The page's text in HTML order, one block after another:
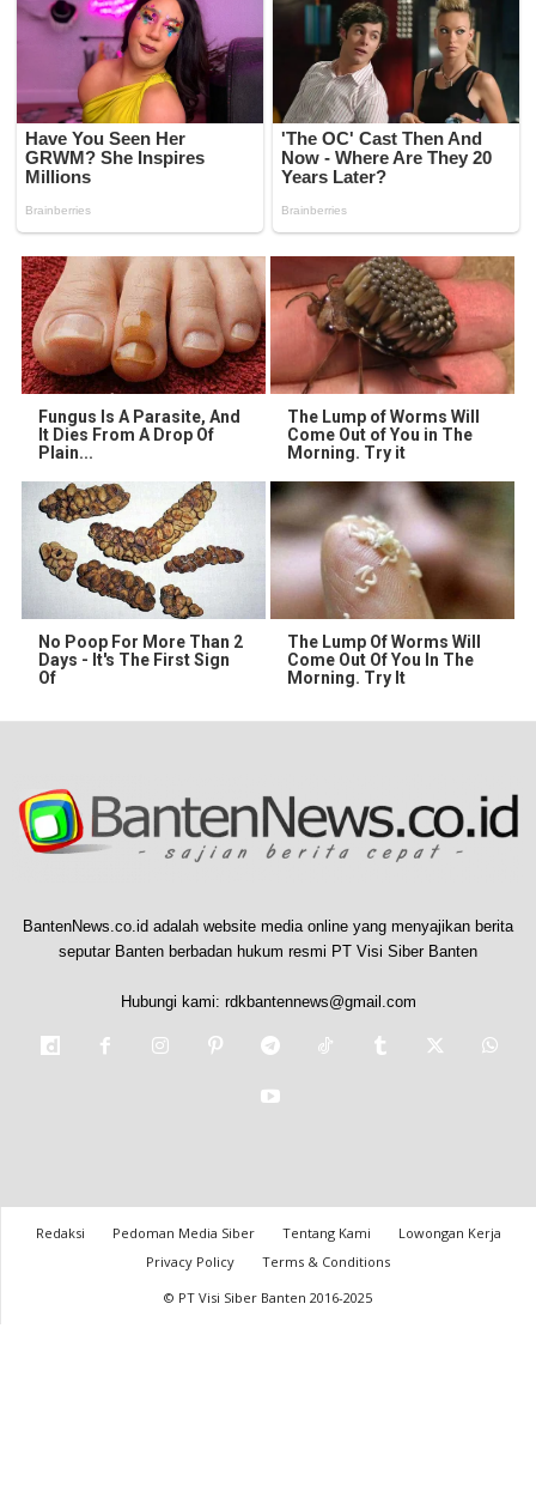
Fungus Is A Parasite, And
It Dies From A Drop Of
Plain...
The Lump of Worms Will
Come Out of You in The
Morning. Try it
No Poop For More Than 2
Days - It's The First Sign
Of
The Lump Of Worms Will
Come Out Of You In The
Morning. Try It
BantenNews.co.id adalah website media online yang menyajikan berita
seputar Banten berbadan hukum resmi PT Visi Siber Banten
Hubungi kami: rdkbantennews@gmail.com
Redaksi Pedoman Media Siber Tentang Kami
Lowongan Kerja
Privacy Policy
Terms & Conditions
© PT Visi Siber Banten 2016-2025